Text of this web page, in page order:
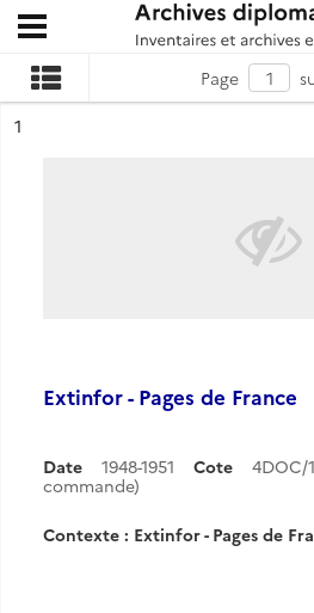
Archives diplomatiques
Ouvrir le menu déroulant
Page
n°
1
Extinfor - Pages de France
Date 1948-1951 Cote
4DOC/
commande)
Contexte : Extinfor - Pages de